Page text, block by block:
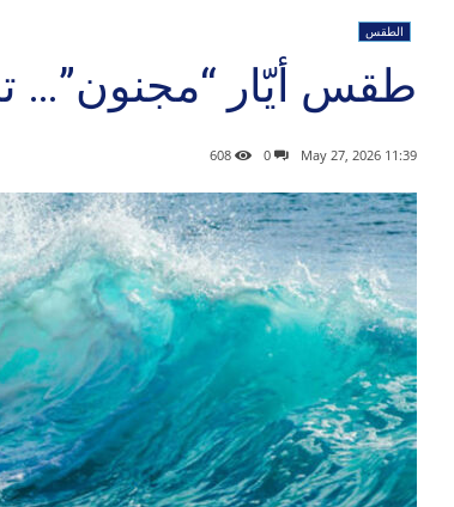
الطقس
طقس أيّار “مجنون”…
11:39 2026 ,May 27
0
608